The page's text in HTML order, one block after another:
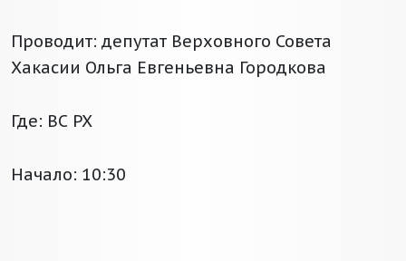
Проводит: депутат Верховного Совета
Хакасии Ольга Евгеньевна Городкова
Где: ВС РХ
Начало: 10:30